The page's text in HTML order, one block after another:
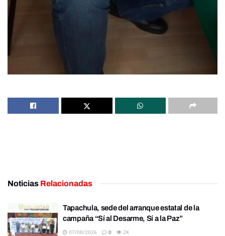
Noticias Relacionadas
Tapachula, sede del arranque estatal de la
campaña “Sí al Desarme, Sí a la Paz”
07/08/2026 0 2K